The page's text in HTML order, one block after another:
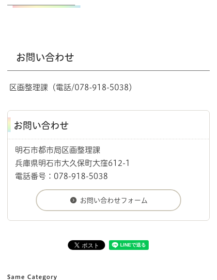
お問い合わせ
区画整理課（電話/078-918-5038）
お問い合わせ
明石市都市局区画整理課
兵庫県明石市大久保町大窪612-1
電話番号：078-918-5038